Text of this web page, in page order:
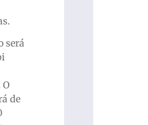
será
O
de